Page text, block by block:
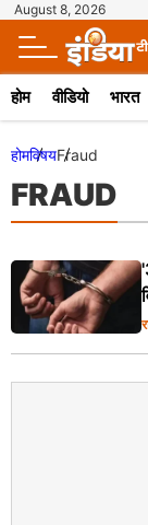
August 8, 2026
होम वीडियो भारत
होमविषयFraud
FRAUD